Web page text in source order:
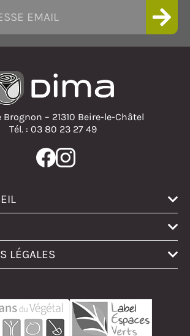
Brognon – 21310 Beire-le-Châtel
Tél. : 03 80 23 27 49
LÉGALES